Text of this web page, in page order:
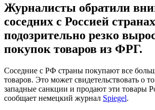
Журналисты обратили
соседних с Россией странах
подозрительно резко
покупок товаров из ФРГ.
Соседние с РФ страны покупают все
товаров. Это может свидетельствовать о
западные санкции и продают эти товары
сообщает немецкий журнал Spiegel.